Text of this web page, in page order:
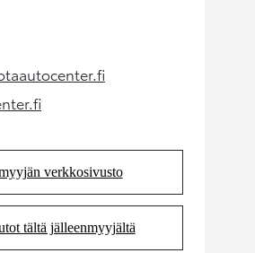
välilehdessä)
uudessa välilehdessä)
uudessa välilehdessä)
verkkosivusto
(Aukeaa uudessa välilehdessä)
tältä jälleenmyyjältä
(Aukeaa uudessa välilehdessä)